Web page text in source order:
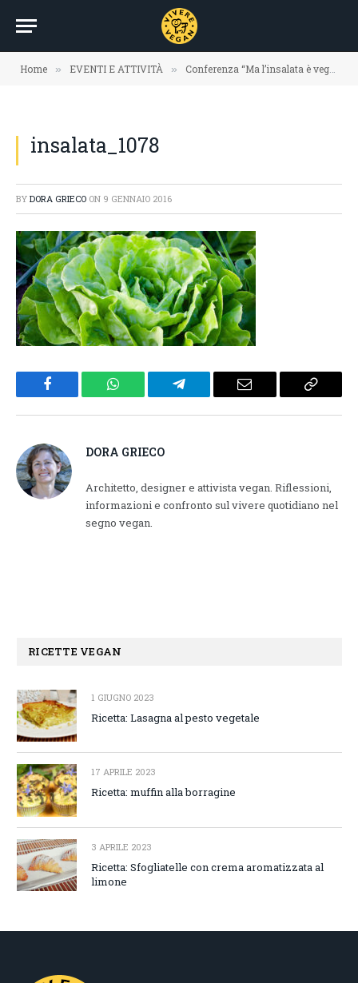
Home » EVENTI E ATTIVITÀ » Conferenza “Ma l’insalata è vegan?” a Viareggio
insalata_1078
BY DORA GRIECO ON 9 GENNAIO 2016
Facebook WhatsApp Telegram Email
Copy
DORA GRIECO
Architetto, designer e attivista vegan. Riflessioni,
informazioni e confronto sul vivere quotidiano nel
segno vegan.
RICETTE VEGAN
1 GIUGNO 2023
Ricetta: Lasagna al pesto vegetale
17 APRILE 2023
Ricetta: muffin alla borragine
3 APRILE 2023
Ricetta: Sfogliatelle con crema aromatizzata al
limone